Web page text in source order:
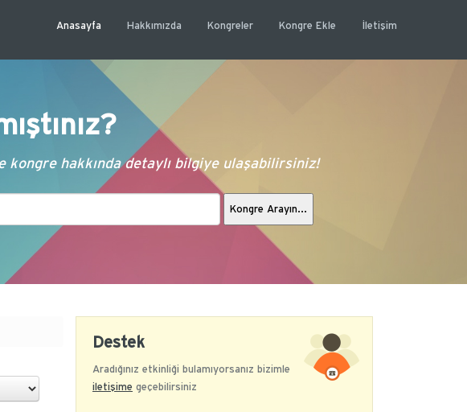
Anasayfa Hakkımızda Kongreler Kongre Ekle İletişim
kongre hakkında detaylı bilgiye ulaşabilirsiniz!
Destek
Aradığınız etkinliği bulamıyorsanız bizimle
iletişime geçebilirsiniz